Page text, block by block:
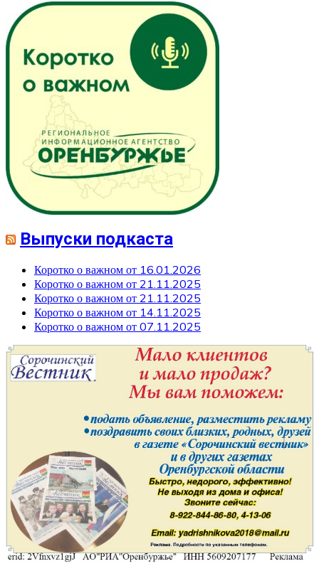
Выпуски подкаста
Коротко о важном от 16.01.2026
Коротко о важном от 21.11.2025
Коротко о важном от 21.11.2025
Коротко о важном от 14.11.2025
Коротко о важном от 07.11.2025